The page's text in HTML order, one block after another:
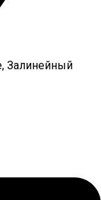
Залинейный